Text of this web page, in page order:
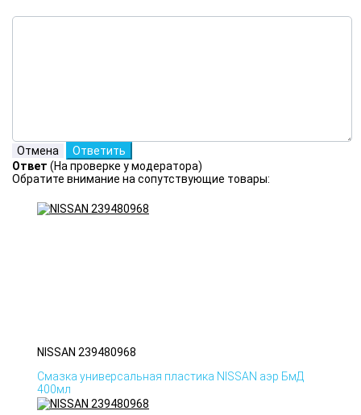
Ответ (На проверке у модератора)
Обратите внимание на сопутствующие товары:
NISSAN 239480968
Смазка универсальная пластика NISSAN аэр БмД
400мл